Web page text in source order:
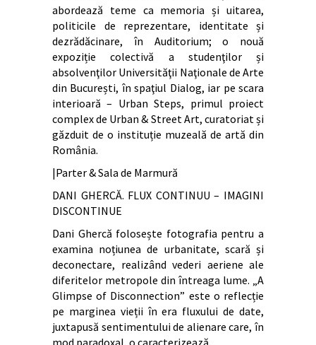
abordează teme ca memoria și uitarea,
politicile de reprezentare, identitate și
dezrădăcinare, în Auditorium; o nouă
expoziție colectivă a studenţilor și
absolvenţilor Universităţii Naţionale de Arte
din București, în spaţiul Dialog, iar pe scara
interioară – Urban Steps, primul proiect
complex de Urban & Street Art, curatoriat și
găzduit de o instituție muzeală de artă din
România.
|Parter & Sala de Marmură
DANI GHERCĂ. FLUX CONTINUU – IMAGINI
DISCONTINUE
Dani Ghercă folosește fotografia pentru a
examina noțiunea de urbanitate, scară și
deconectare, realizând vederi aeriene ale
diferitelor metropole din întreaga lume. „A
Glimpse of Disconnection” este o reflecție
pe marginea vieții în era fluxului de date,
juxtapusă sentimentului de alienare care, în